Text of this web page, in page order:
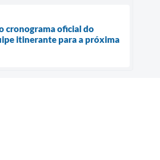
cronograma oficial do
itinerante para a próxima